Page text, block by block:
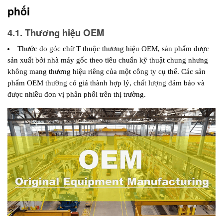
phối
4.1. Thương hiệu OEM
Thước đo góc chữ T thuộc thương hiệu OEM, sản phẩm được
sản xuất bởi nhà máy gốc theo tiêu chuẩn kỹ thuật chung nhưng
không mang thương hiệu riêng của một công ty cụ thể. Các sản
phẩm OEM thường có giá thành hợp lý, chất lượng đảm bảo và
được nhiều đơn vị phân phối trên thị trường.